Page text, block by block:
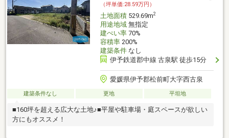
（坪単価:28.59万円）
土地面積529.69m2
用途地域無指定
建ぺい率70%
容積率200%
建築条件なし
伊予鉄道郡中線 古泉駅 徒歩15分
愛媛県伊予郡松前町大字西古泉
建築条件なし 更地 平坦地
■160坪を超える広大な土地♪■平屋や駐車場・庭スペースが欲しい
方にもオススメ！